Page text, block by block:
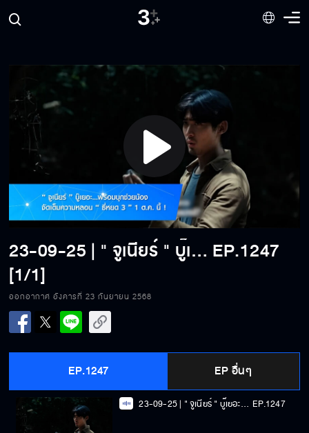
Play
Video
23-09-25 | " จูเนียร์ " บู๊เยอะ...พร้อมบุกช่วยน้อง จัดเต็มความหลอน " ธี่หยด 3 " 1 ต.ค. นี้ ! EP.1247
[1/1]
ออกอากาศ อังคารที่ 23 กันยายน 2568
EP.1247 EP อื่นๆ
23-09-25 | " จูเนียร์ " บู๊เยอะ...พร้อมบุกช่วยน้อง จัดเต็มความหลอน " ธี่หยด 3 " 1 ต.ค. นี้ ! EP.1247